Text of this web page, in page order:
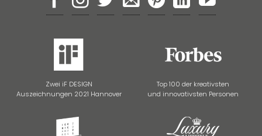
Zwei iF DESIGN
Auszeichnungen 2021 Hannover
Top 100 der kreativsten
und innovativsten Personen